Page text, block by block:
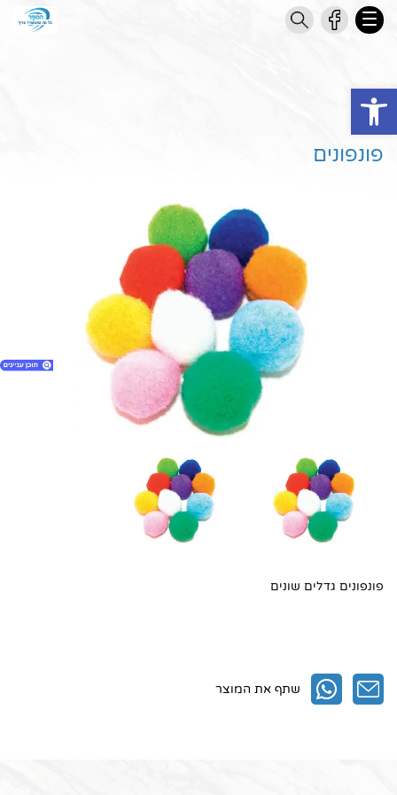
Open toolbar
3. השאירו את הפרטים ואנו ניצור אתכם קשר
4. חפשו באתר שלנו
פונפונים
פונפונים גדלים שונים
שתף את המוצר